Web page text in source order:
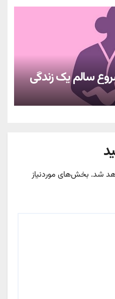
سالم یک زندگی
شد. بخش‌های موردنیاز